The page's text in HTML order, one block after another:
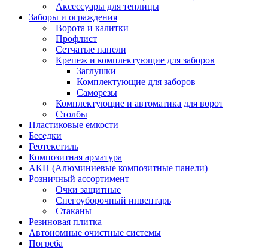
Аксессуары для теплицы
Заборы и ограждения
Ворота и калитки
Профлист
Сетчатые панели
Крепеж и комплектующие для заборов
Заглушки
Комплектующие для заборов
Саморезы
Комплектующие и автоматика для ворот
Столбы
Пластиковые емкости
Беседки
Геотекстиль
Композитная арматура
АКП (Алюминиевые композитные панели)
Розничный ассортимент
Очки защитные
Снегоуборочный инвентарь
Стаканы
Резиновая плитка
Автономные очистные системы
Погреба